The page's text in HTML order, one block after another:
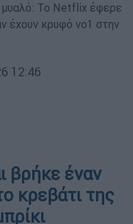
μυαλό: Το Netflix έφερε
έχουν κρυφό νο1 στην
12:46
βρήκε έναν
κρεβάτι της